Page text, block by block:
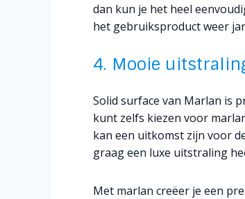
dan kun je het heel
het gebruiksproduct weer
4. Mooie
Solid surface van Marlan is
kunt zelfs kiezen voor
kan een uitkomst zijn voor
graag een luxe uitstraling
Met marlan creëer je een